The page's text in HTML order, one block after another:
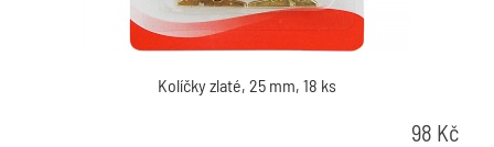
Kolíčky zlaté, 25 mm, 18 ks
98 Kč